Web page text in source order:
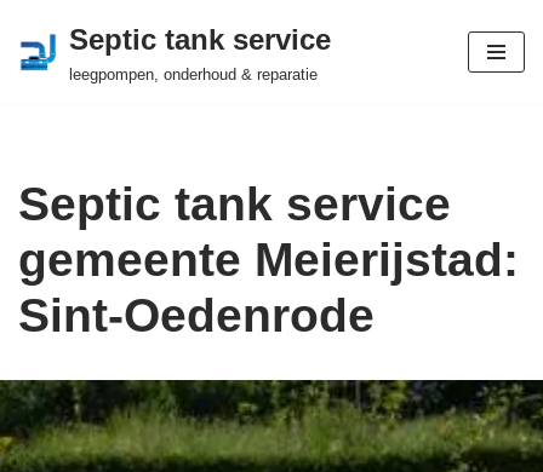
Ga
Septic tank service
leegpompen, onderhoud & reparatie
Septic tank service
gemeente Meierijstad:
Sint-Oedenrode